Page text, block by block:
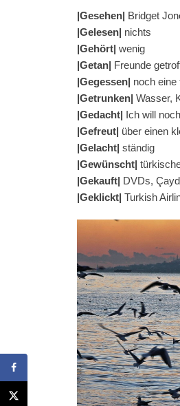
|Gesehen| Bridget
|Gelesen| nichts
|Gehört| wenig
|Getan| Freunde
|Gegessen| noch
|Getrunken| Wasser,
|Gedacht| Ich will
|Gefreut| über einen
|Gelacht| ständig
|Gewünscht|
|Gekauft| DVDs,
|Geklickt| Turkish